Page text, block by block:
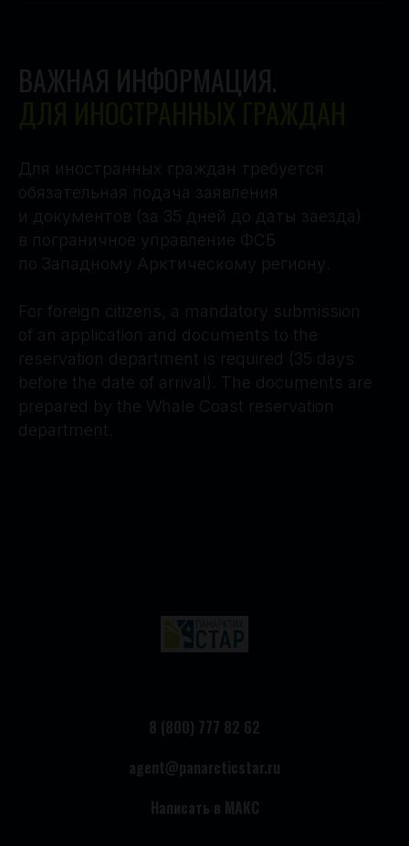
ВАЖНАЯ ИНФОРМАЦИЯ.
Для иностранных граждан требуется
обязательная подача заявления
и документов (за 35 дней до даты заезда)
в пограничное управление ФСБ
по Западному Арктическому региону.
For foreign citizens, a mandatory submission
of an application and documents to the
reservation department is required (35 days
before the date of arrival). The documents are
prepared by the Whale Coast reservation
department.
8 (800) 777 82 62
agent@panarcticstar.ru
Написать в МАКС